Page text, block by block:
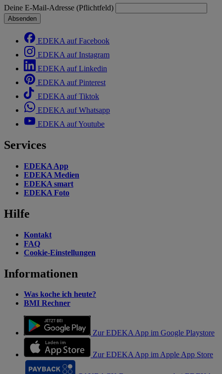
Deine E-Mail-Adresse (Pflichtfeld)
Absenden
EDEKA auf Facebook
EDEKA auf Instagram
EDEKA auf Linkedin
EDEKA auf Pinterest
EDEKA auf Tiktok
EDEKA auf Whatsapp
EDEKA auf Youtube
Services
EDEKA App
EDEKA Medien
EDEKA smart
EDEKA Foto
Hilfe
Kontakt
FAQ
Cookie-Einstellungen
Informationen
Was koche ich heute?
BMI Rechner
Zur EDEKA App im Google Playstore
Zur EDEKA App im Apple App Store